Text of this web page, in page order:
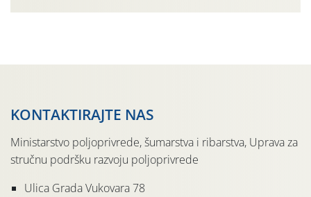
KONTAKTIRAJTE NAS
Ministarstvo poljoprivrede, šumarstva i ribarstva, Uprava za
stručnu podršku razvoju poljoprivrede
Ulica Grada Vukovara 78